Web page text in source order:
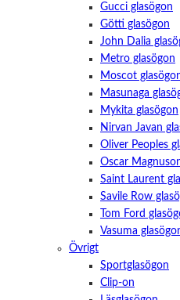
Gucci glasögon
Götti glasögon
John Dalia
Metro glasögon
Moscot
Masunaga
Mykita glasögon
Nirvan Javan
Oliver Peoples
Oscar
Saint Laurent
Savile Row
Tom Ford
Vasuma
Övrigt
Sportglasögon
Clip-on